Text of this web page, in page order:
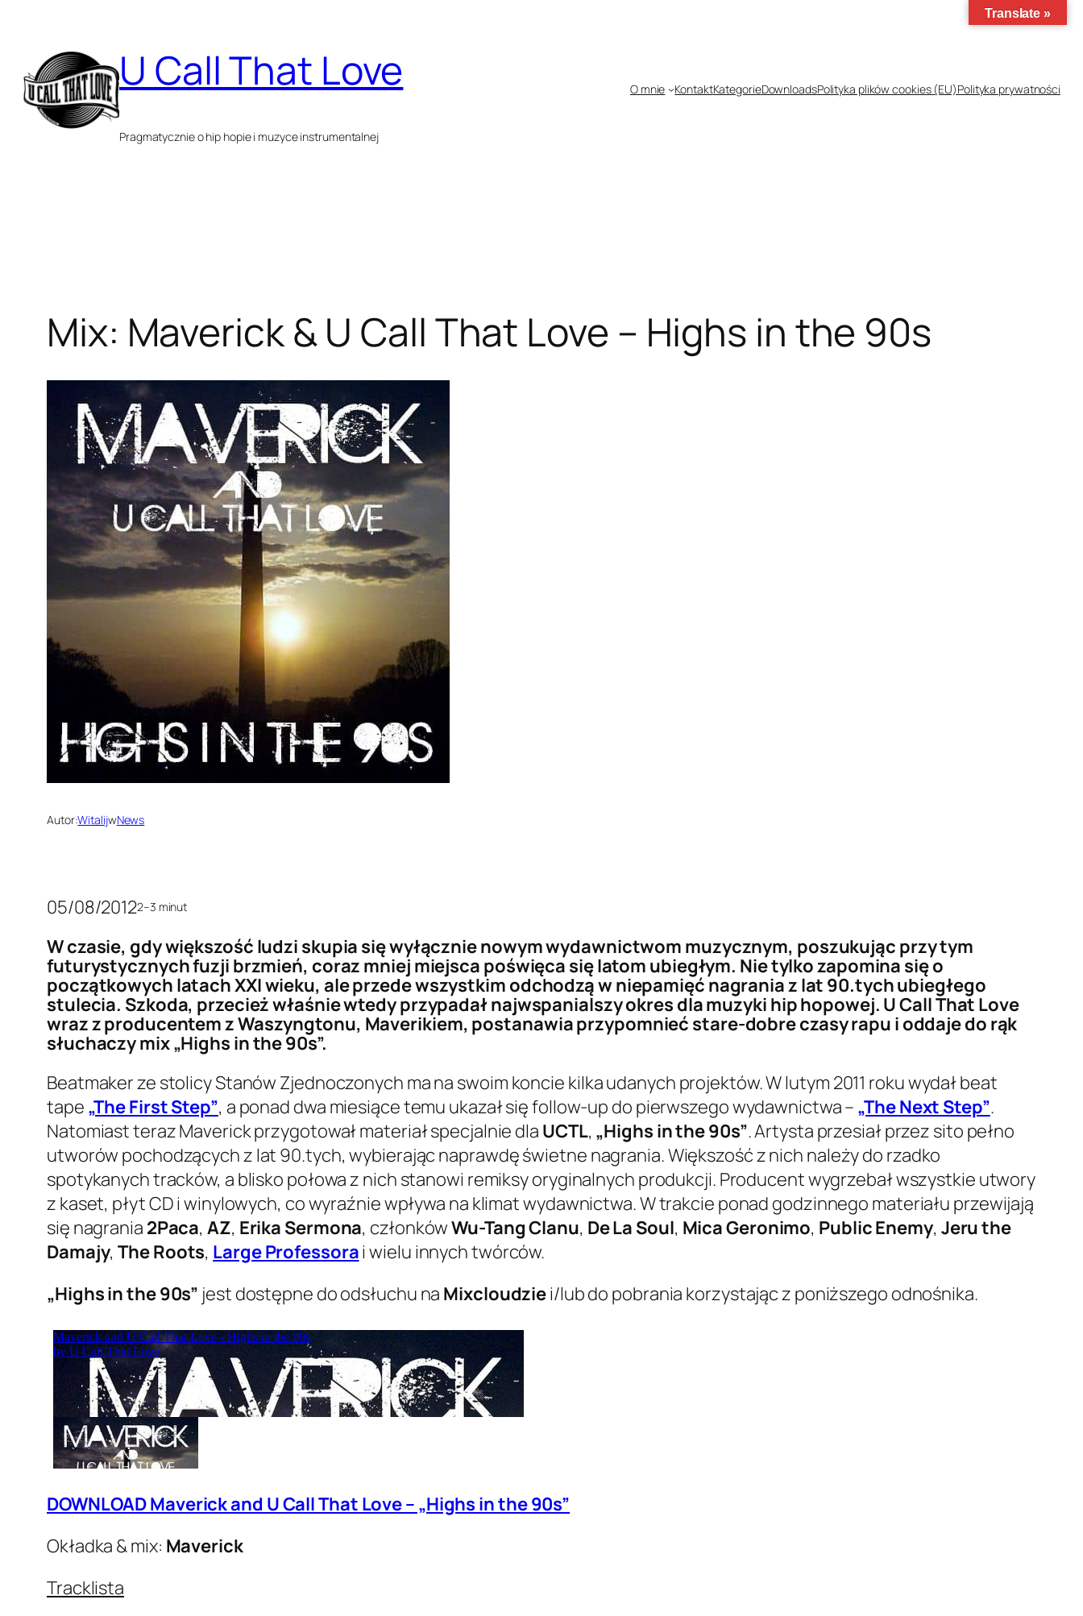
treści
U Call That Love
Pragmatycznie o hip hopie i muzyce instrumentalnej
O mnie KontaktKategorieDownloadsPolityka plików cookies (EU)Polityka prywatności
Mix: Maverick & U Call That Love – Highs in the 90s
Autor:WitalijwNews
05/08/20122–3 minut
W czasie, gdy większość ludzi skupia się wyłącznie nowym wydawnictwom muzycznym, poszukując przy tym
futurystycznych fuzji brzmień, coraz mniej miejsca poświęca się latom ubiegłym. Nie tylko zapomina się o
początkowych latach XXI wieku, ale przede wszystkim odchodzą w niepamięć nagrania z lat 90.tych ubiegłego
stulecia. Szkoda, przecież właśnie wtedy przypadał najwspanialszy okres dla muzyki hip hopowej. U Call That Love
wraz z producentem z Waszyngtonu, Maverikiem, postanawia przypomnieć stare-dobre czasy rapu i oddaje do rąk
słuchaczy mix „Highs in the 90s”.
Beatmaker ze stolicy Stanów Zjednoczonych ma na swoim koncie kilka udanych projektów. W lutym 2011 roku wydał beat
tape „The First Step”, a ponad dwa miesiące temu ukazał się follow-up do pierwszego wydawnictwa – „The Next Step”.
Natomiast teraz Maverick przygotował materiał specjalnie dla UCTL, „Highs in the 90s”. Artysta przesiał przez sito pełno
utworów pochodzących z lat 90.tych, wybierając naprawdę świetne nagrania. Większość z nich należy do rzadko
spotykanych tracków, a blisko połowa z nich stanowi remiksy oryginalnych produkcji. Producent wygrzebał wszystkie utwory
z kaset, płyt CD i winylowych, co wyraźnie wpływa na klimat wydawnictwa. W trakcie ponad godzinnego materiału przewijają
się nagrania 2Paca,AZ, Erika Sermona, członkówWu-Tang Clanu, De La Soul, Mica Geronimo, Public Enemy, Jeru the
Damajy,The Roots, Large Professorai wielu innych twórców.
„Highs in the 90s” jest dostępne do odsłuchu na Mixcloudziei/lub do pobrania korzystając z poniższego odnośnika.
DOWNLOAD Maverick and U Call That Love – „Highs in the 90s”
Okładka & mix: Maverick
Tracklista
Translate »